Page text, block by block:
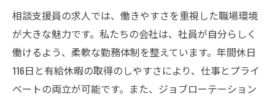
相談支援員の求人では、働きやすさを重視した職場環境
が大きな魅力です。私たちの会社は、社員が自分らしく
働けるよう、柔軟な勤務体制を整えています。年間休日
116日と有給休暇の取得のしやすさにより、仕事とプライ
ベートの両立が可能です。また、ジョブローテーション